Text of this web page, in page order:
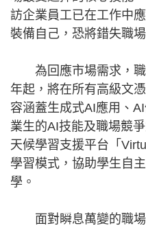
訪企業員工已在工作中
裝備自己，恐將錯失職
為回應市場需求，職
年起，將在所有高級文
容涵蓋生成式AI應用、
業生的AI技能及職場競
天候學習支援平台「
學習模式，協助學生自
學。
面對瞬息萬變的職場